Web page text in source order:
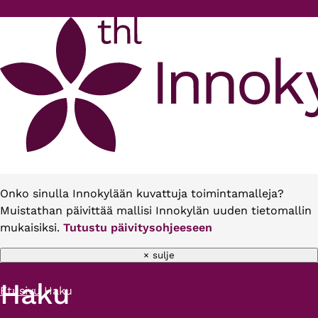
Onko sinulla Innokylään kuvattuja toimintamalleja?
Muistathan päivittää mallisi Innokylän uuden tietomallin
mukaisiksi. Tutustu päivitysohjeeseen
× sulje
Murupolku
Etusivu Haku
Haku